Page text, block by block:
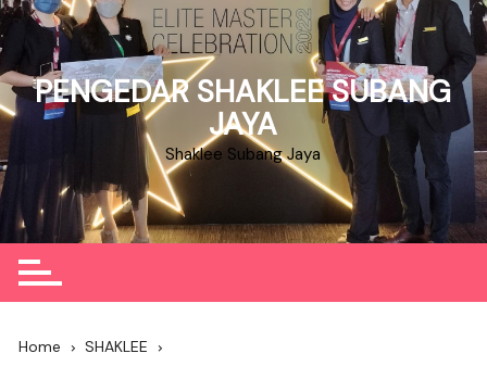
Skip
to
content
PENGEDAR SHAKLEE SUBANG
JAYA
Shaklee Subang Jaya
Home
SHAKLEE